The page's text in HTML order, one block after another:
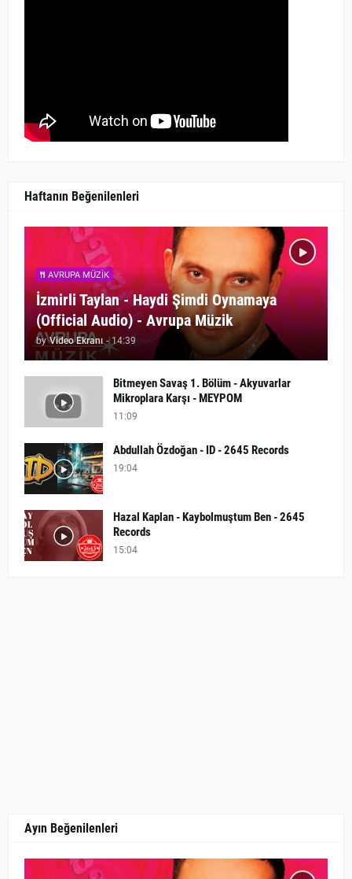
Haftanın Beğenilenleri
AVRUPA MÜZIK
İzmirli Taylan - Haydi Şimdi Oynamaya
(Official Audio) - Avrupa Müzik
by Video Ekranı - 14:39
Bitmeyen Savaş 1. Bölüm - Akyuvarlar
Mikroplara Karşı - MEYPOM
11:09
Abdullah Özdoğan - ID - 2645 Records
19:04
Hazal Kaplan - Kaybolmuştum Ben - 2645
Records
15:04
Ayın Beğenilenleri